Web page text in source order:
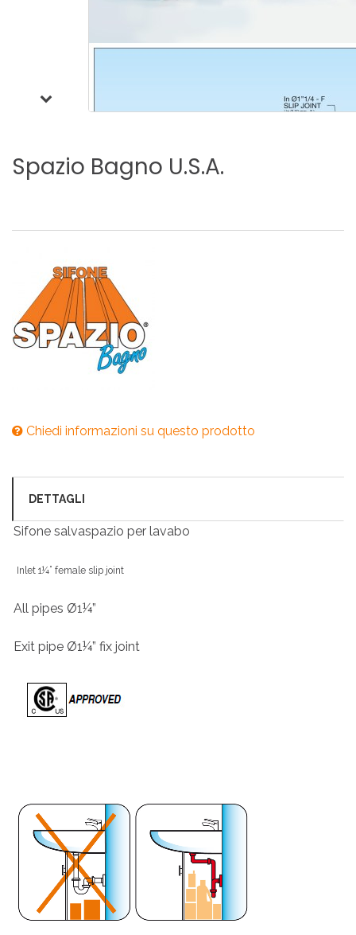
Spazio Bagno U.S.A.
Chiedi informazioni su questo prodotto
DETTAGLI
Sifone salvaspazio per lavabo
Inlet 1¼” female slip joint
All pipes Ø1¼”
Exit pipe Ø1¼” fix joint